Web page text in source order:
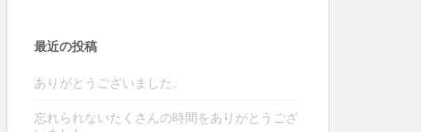
最近の投稿
ありがとうございました。
忘れられないたくさんの時間をありがとうござ